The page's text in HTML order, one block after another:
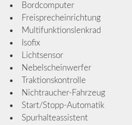
Bordcomputer
Freisprecheinrichtung
Multifunktionslenkrad
Isofix
Lichtsensor
Nebelscheinwerfer
Traktionskontrolle
Nichtraucher-Fahrzeug
Start/Stopp-Automatik
Spurhalteassistent